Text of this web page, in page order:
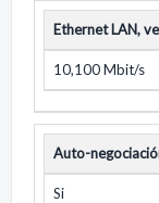
Ethernet LAN,
10,100 Mbit/s
Auto-
Si